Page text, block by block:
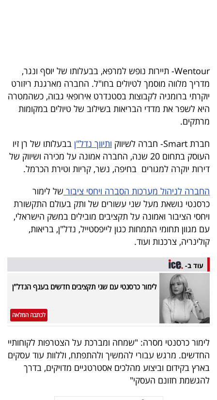
5
המילון
הכלכלי
פודקאסט
40
UNDER
40
שיתופי
פעולה
דרושים
ניוזלטרים
מייל
אדום
Wentour- תיירות נופש למרפא, בבעלותו של יוסף ונגר,
מדריך מלווה מוסמך לטיולים בחו"ל. החברה מארגנת ריזורט
יוקרתי ברומניה לקבוצות בסטנדרט אירופאי גבוה, כשהמטרה
היא לשפר את מדדי הבריאות בשילוב של טיולים במקומות
מרתקים.
חברת Smart- חברה לשיווק
ותיווך נדל"ן בבעלותו של רן זיו
העוסק בתחום 20 שנה, החברה אמונה על מכירה ושיווק של
דירות יוקרה למגורים בחיפה, נשר, קריות וטירת הכרמל.
החברה לניהול מערכות הסברה ויחסי ציבור של לימור
כרסנטי נושאת מעל שני עשורים של ותק בעולם התקשורת
ויחסי הציבור ואמונה על תקציבים מובילים במשק הישראלי,
עם מגוון תחומי התמחות כגון לייפסטייל, נדל"ן, בריאות,
קולינריה, צרכנות ועוד.
עוד ב-
לימור כרסנטי עם שני תקציבים חדשים בענף הנדל"ן
לכתבה המלאה
לימור כרסנטי מסרה: "שמחה ומברכת על הצטרפות לקוחותיי
החדשים. מרגש עבורי להמשיך ולהתפתח, וללוות עוד עסקים
בארץ בקידום וביצוע מהלכים אסטרטגיים מדויקים, בדרך
להגשמת חזונם העסקי"